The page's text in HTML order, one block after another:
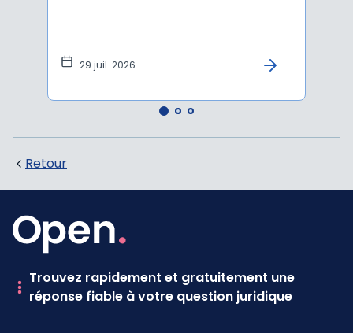
29 juil. 2026
Retour
Trouvez rapidement et gratuitement une
réponse fiable à votre question juridique